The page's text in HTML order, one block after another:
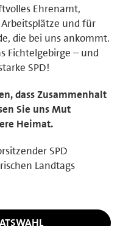
Ehrenamt,
und für
die bei uns ankommt.
Fichtelgebirge – und
SPD!
dass Zusammenhalt
Sie uns Mut
Heimat.
SPD
Landtags